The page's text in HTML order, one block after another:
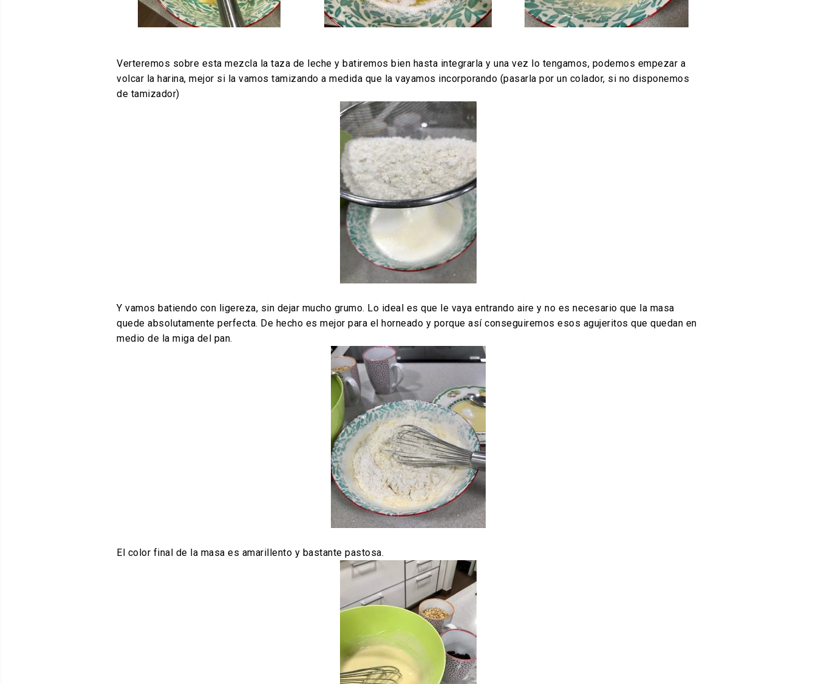
Verteremos sobre esta mezcla la taza de leche y batiremos bien hasta integrarla y una vez lo tengamos, podemos empezar a
volcar la harina, mejor si la vamos tamizando a medida que la vayamos incorporando (pasarla por un colador, si no disponemos
de tamizador)
Y vamos batiendo con ligereza, sin dejar mucho grumo. Lo ideal es que le vaya entrando aire y no es necesario que la masa
quede absolutamente perfecta. De hecho es mejor para el horneado y porque así conseguiremos esos agujeritos que quedan en
medio de la miga del pan.
El color final de la masa es amarillento y bastante pastosa.